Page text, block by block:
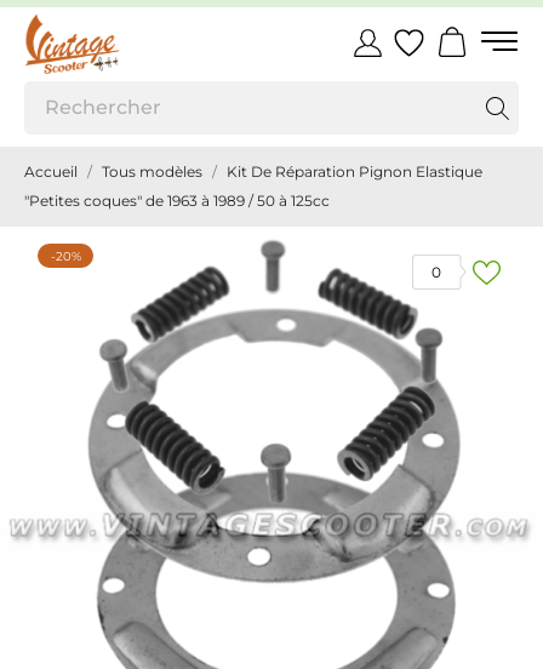
Accueil Tous modèles
Kit De Réparation Pignon Elastique
"Petites coques" de 1963 à 1989 / 50 à 125cc
0
-20%